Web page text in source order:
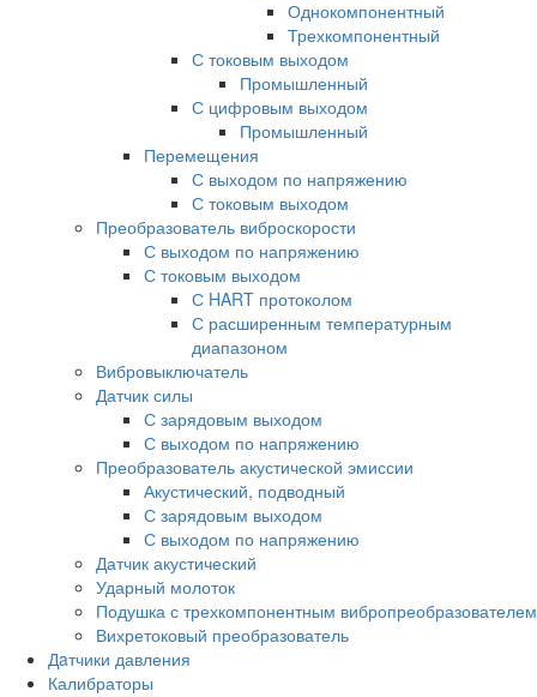
Однокомпонентный
Трехкомпонентный
С токовым выходом
Промышленный
С цифровым выходом
Промышленный
Перемещения
С выходом по напряжению
С токовым выходом
Преобразователь виброскорости
С выходом по напряжению
С токовым выходом
С HART протоколом
С расширенным температурным
диапазоном
Вибровыключатель
Датчик силы
С зарядовым выходом
С выходом по напряжению
Преобразователь акустической эмиссии
Акустический, подводный
С зарядовым выходом
С выходом по напряжению
Датчик акустический
Ударный молоток
Подушка с трехкомпонентным вибропреобразователем
Вихретоковый преобразователь
Дaтчики давления
Калибраторы